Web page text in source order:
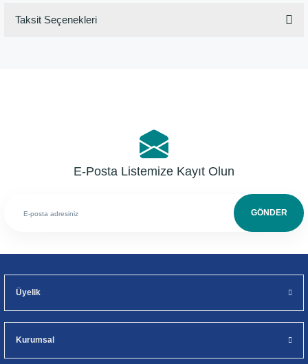
Taksit Seçenekleri
E-Posta Listemize Kayıt Olun
GÖNDER
Üyelik
Kurumsal